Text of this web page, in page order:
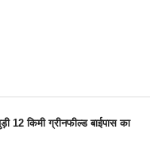
12 किमी ग्रीनफील्ड बाईपास का